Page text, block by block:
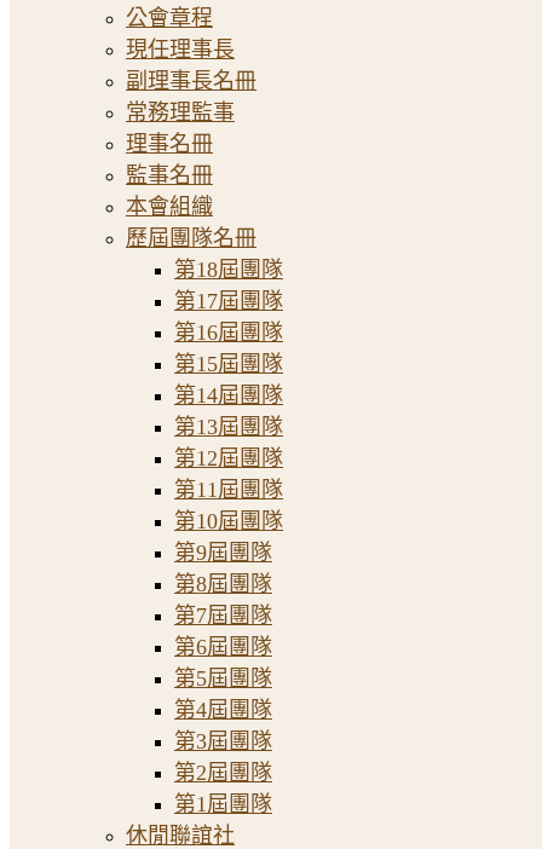
公會章程
現任理事長
副理事長名冊
常務理監事
理事名冊
監事名冊
本會組織
歷屆團隊名冊
第18屆團隊
第17屆團隊
第16屆團隊
第15屆團隊
第14屆團隊
第13屆團隊
第12屆團隊
第11屆團隊
第10屆團隊
第9屆團隊
第8屆團隊
第7屆團隊
第6屆團隊
第5屆團隊
第4屆團隊
第3屆團隊
第2屆團隊
第1屆團隊
休閒聯誼社